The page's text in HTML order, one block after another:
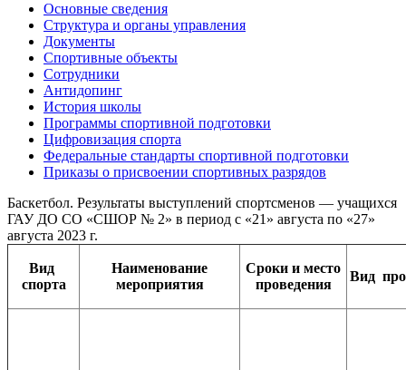
Основные сведения
Структура и органы управления
Документы
Спортивные объекты
Сотрудники
Антидопинг
История школы
Программы спортивной подготовки
Цифровизация спорта
Федеральные стандарты спортивной подготовки
Приказы о присвоении спортивных разрядов
Баскетбол. Результаты выступлений спортсменов — учащихся
ГАУ ДО СО «СШОР № 2» в период с «21» августа по «27»
августа 2023 г.
Вид
спорта
Наименование
мероприятия
Сроки и место
проведения
Вид